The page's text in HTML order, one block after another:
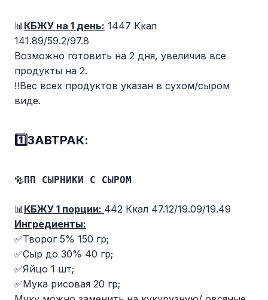
📊КБЖУ на 1 день: 1447 Ккал
141.89/59.2/97.8
Возможно готовить на 2 дня, увеличив все
продукты на 2.
‼️Вес всех продуктов указан в сухом/сыром
виде.
1️⃣ЗАВТРАК:
🥯 ПП СЫРНИКИ С СЫРОМ
📊КБЖУ 1 порции: 442 Ккал 47.12/19.09/19.49
Ингредиенты:
✅Творог 5% 150 гр;
✅Сыр до 30% 40 гр;
✅Яйцо 1 шт;
✅Мука рисовая 20 гр;